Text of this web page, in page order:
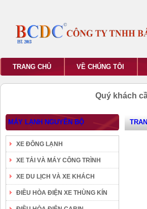
TRANG CHỦ VỀ CHÚNG TÔI
Quý khách
MÁY LẠNH NGUYÊN BỘ
XE ĐÔNG LẠNH
XE TẢI VÀ MÁY CÔNG TRÌNH
XE DU LỊCH VÀ XE KHÁCH
ĐIỀU HÒA ĐIỆN XE THÙNG KÍN